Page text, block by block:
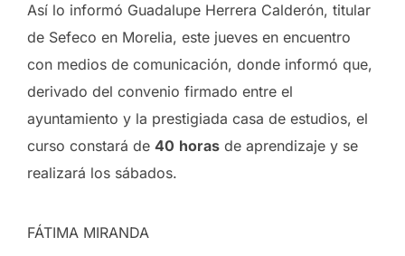
Así lo informó Guadalupe Herrera Calderón, titular
de Sefeco en Morelia, este jueves en encuentro
con medios de comunicación, donde informó que,
derivado del convenio firmado entre el
ayuntamiento y la prestigiada casa de estudios, el
curso constará de 40 horas de aprendizaje y se
realizará los sábados.
FÁTIMA MIRANDA